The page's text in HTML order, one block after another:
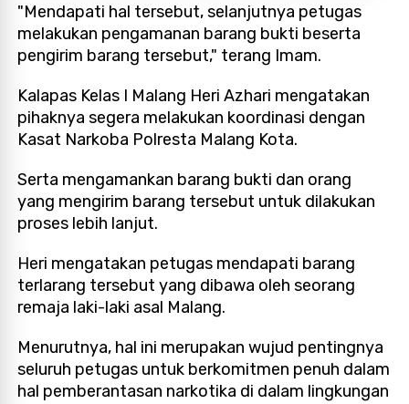
"Mendapati hal tersebut, selanjutnya petugas
melakukan pengamanan barang bukti beserta
pengirim barang tersebut," terang Imam.
Kalapas Kelas I Malang Heri Azhari mengatakan
pihaknya segera melakukan koordinasi dengan
Kasat Narkoba Polresta Malang Kota.
Serta mengamankan barang bukti dan orang
yang mengirim barang tersebut untuk dilakukan
proses lebih lanjut.
Heri mengatakan petugas mendapati barang
terlarang tersebut yang dibawa oleh seorang
remaja laki-laki asal Malang.
Menurutnya, hal ini merupakan wujud pentingnya
seluruh petugas untuk berkomitmen penuh dalam
hal pemberantasan narkotika di dalam lingkungan